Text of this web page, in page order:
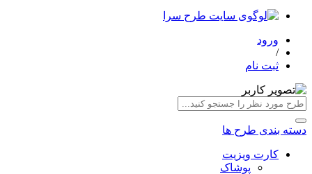
ورود
/
ثبت نام
دسته بندی طرح ها
کارت ویزیت
پوشاک